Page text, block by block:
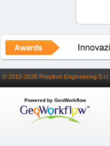
© 2010-2026 Posytron Engineering S.r.l.
Powered by GeoWorkflow